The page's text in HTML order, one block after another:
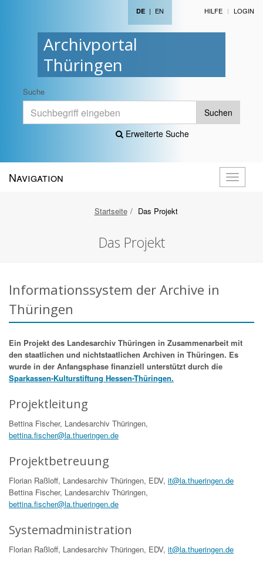
Archivportal
Thüringen
DE | EN HILFE LOGIN
Suche
Suchen
Erweiterte Suche
öffnen
Navigation
Startseite Das Projekt
Das Projekt
Informationssystem der Archive in
Thüringen
Ein Projekt des Landesarchiv Thüringen in Zusammenarbeit mit
den staatlichen und nichtstaatlichen Archiven in Thüringen. Es
wurde in der Anfangsphase finanziell unterstützt durch die
Sparkassen-Kulturstiftung Hessen-Thüringen.
Projektleitung
Bettina Fischer, Landesarchiv Thüringen,
bettina.fischer@la.thueringen.de
Projektbetreuung
Florian Raßloff, Landesarchiv Thüringen, EDV, it@la.thueringen.de
Bettina Fischer, Landesarchiv Thüringen,
bettina.fischer@la.thueringen.de
Systemadministration
Florian Raßloff, Landesarchiv Thüringen, EDV, it@la.thueringen.de